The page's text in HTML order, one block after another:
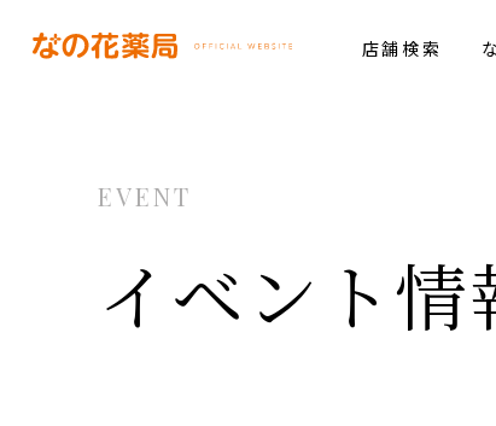
店舗検索
EVENT
イベント情